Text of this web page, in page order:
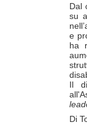
Dal
su
e
ha
Il
Di